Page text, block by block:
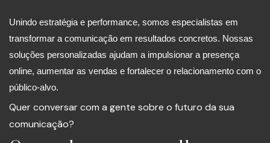
Unindo estratégia e performance, somos especialistas em
transformar a comunicação em resultados concretos. Nossas
soluções personalizadas ajudam a impulsionar a presença
online, aumentar as vendas e fortalecer o relacionamento com o
público-alvo.
Quer conversar com a gente sobre o futuro da sua
comunicação?